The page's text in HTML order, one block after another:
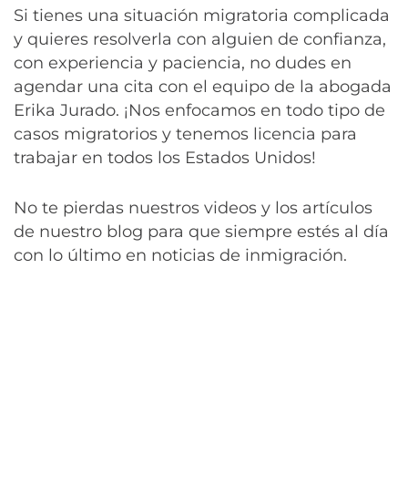
Si tienes una situación migratoria complicada
y quieres resolverla con alguien de confianza,
con experiencia y paciencia, no dudes en
agendar una cita con el equipo de la abogada
Erika Jurado. ¡Nos enfocamos en todo tipo de
casos migratorios y tenemos licencia para
trabajar en todos los Estados Unidos!
No te pierdas nuestros videos y los artículos
de nuestro blog para que siempre estés al día
con lo último en noticias de inmigración.